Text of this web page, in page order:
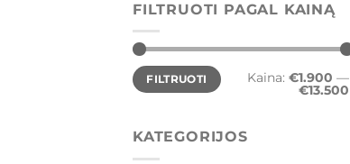
FILTRUOTI PAGAL KAINĄ
Min
kaina
Maks
kaina
FILTRUOTI Kaina: €1.900 —
€13.500
KATEGORIJOS